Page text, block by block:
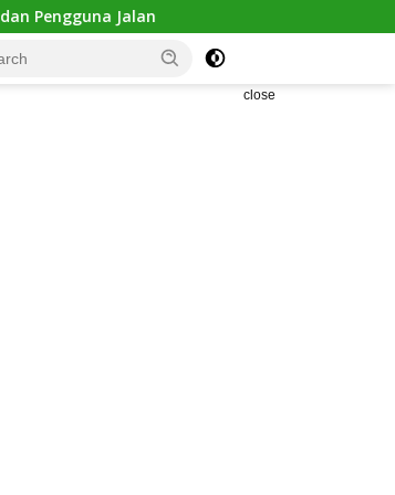
Kejanggalan Kematian Winda Lorenza
close